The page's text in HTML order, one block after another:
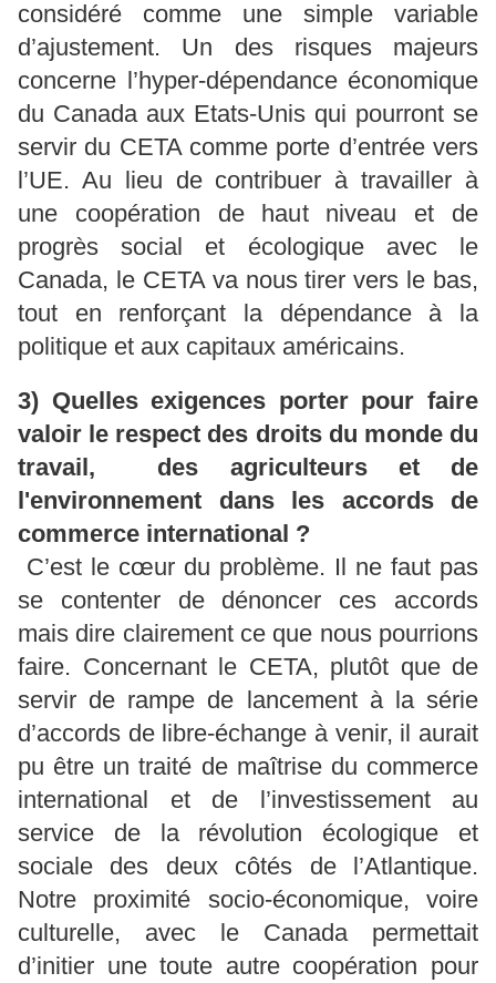
considéré comme une simple variable
d’ajustement. Un des risques majeurs
concerne l’hyper-dépendance économique
du Canada aux Etats-Unis qui pourront se
servir du CETA comme porte d’entrée vers
l’UE. Au lieu de contribuer à travailler à
une coopération de haut niveau et de
progrès social et écologique avec le
Canada, le CETA va nous tirer vers le bas,
tout en renforçant la dépendance à la
politique et aux capitaux américains.
3) Quelles exigences porter pour faire
valoir le respect des droits du monde du
travail, des agriculteurs et de
l'environnement dans les accords de
commerce international ?
C’est le cœur du problème. Il ne faut pas
se contenter de dénoncer ces accords
mais dire clairement ce que nous pourrions
faire. Concernant le CETA, plutôt que de
servir de rampe de lancement à la série
d’accords de libre-échange à venir, il aurait
pu être un traité de maîtrise du commerce
international et de l’investissement au
service de la révolution écologique et
sociale des deux côtés de l’Atlantique.
Notre proximité socio-économique, voire
culturelle, avec le Canada permettait
d’initier une toute autre coopération pour